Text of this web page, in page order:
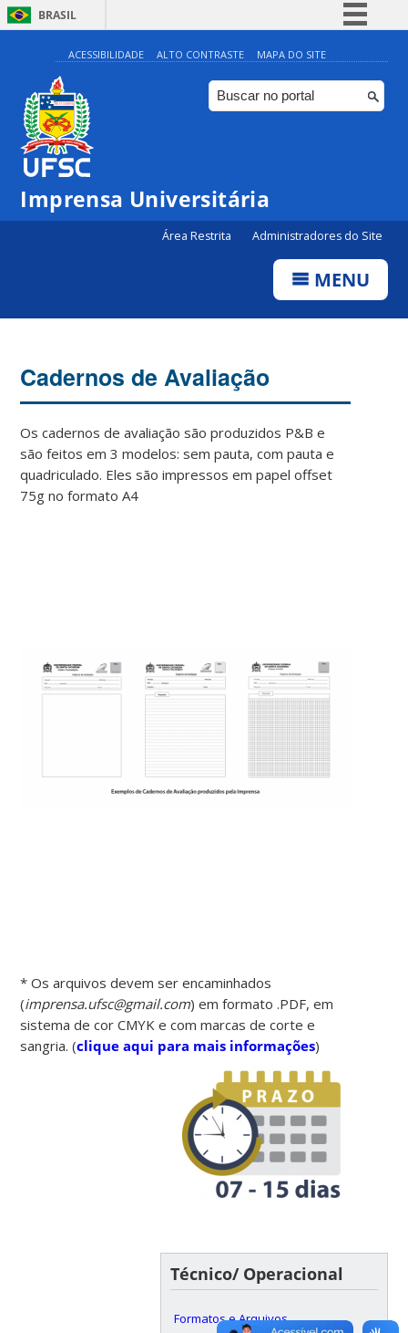
BRASIL
Simplifique!
Comunica BR
Participe
ACESSIBILIDADE ALTO CONTRASTE MAPA DO SITE
Imprensa Universitária
Área Restrita Administradores do Site
MENU
Cadernos de Avaliação
Os cadernos de avaliação são produzidos P&B e
são feitos em 3 modelos: sem pauta, com pauta e
quadriculado. Eles são impressos em papel offset
75g no formato A4
* Os arquivos devem ser encaminhados
(imprensa.ufsc@gmail.com) em formato .PDF, em
sistema de cor CMYK e com marcas de corte e
sangria. (clique aqui para mais informações)
Técnico/ Operacional
Formatos e Arquivos